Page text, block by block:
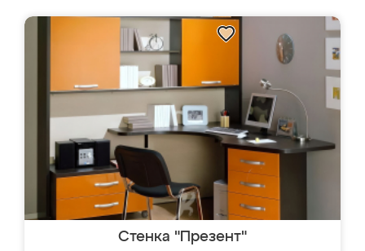
Стенка "Презент"